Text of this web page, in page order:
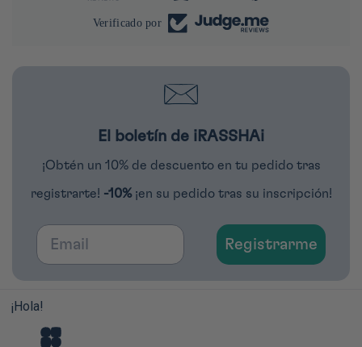
Verificado por
El boletín de iRASSHAi
¡Obtén un 10% de descuento en tu pedido tras
registrarte! -10% ¡en su pedido tras su inscripción!
Email
Registrarme
¡Hola!